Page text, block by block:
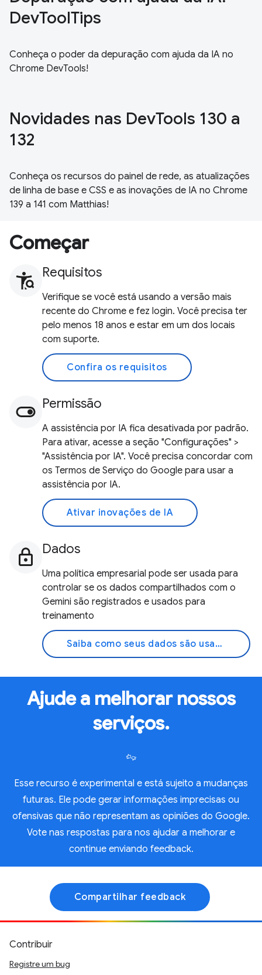
DevToolTips
Conheça o poder da depuração com ajuda da IA no
Chrome DevTools!
Novidades nas DevTools 130 a
132
Conheça os recursos do painel de rede, as atualizações
de linha de base e CSS e as inovações de IA no Chrome
139 a 141 com Matthias!
Começar
Requisitos
Verifique se você está usando a versão mais
recente do Chrome e fez login. Você precisa ter
pelo menos 18 anos e estar em um dos locais
com suporte.
Confira os requisitos
Permissão
A assistência por IA fica desativada por padrão.
Para ativar, acesse a seção "Configurações" >
"Assistência por IA". Você precisa concordar com
os Termos de Serviço do Google para usar a
assistência por IA.
Ativar inovações de IA
Dados
Uma política empresarial pode ser usada para
controlar se os dados compartilhados com o
Gemini são registrados e usados para
treinamento
Saiba como seus dados são usados
Ajude a melhorar nossos
serviços.
Esse recurso é experimental e está sujeito a mudanças
futuras. Ele pode gerar informações imprecisas ou
ofensivas que não representam as opiniões do Google.
Vote nas respostas para nos ajudar a melhorar e
continue enviando feedback.
Compartilhar feedback
Contribuir
Registre um bug